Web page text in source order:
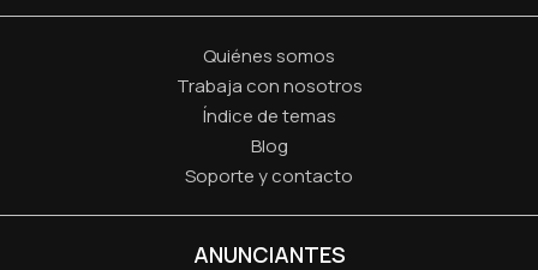
Quiénes somos
Trabaja con nosotros
Índice de temas
Blog
Soporte y contacto
ANUNCIANTES